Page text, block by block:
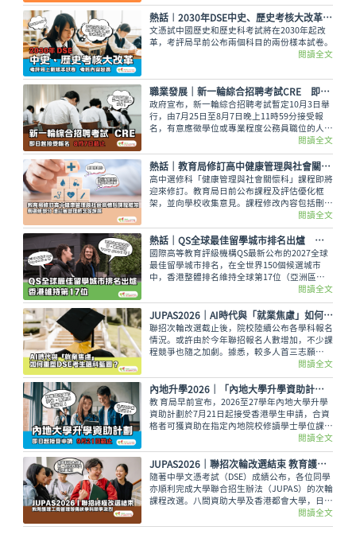
熱話︱2030年DSE中史、歷史考核大改革 考評局上載樣本試卷
文憑試中國歷史和歷史科考試將在2030年起改
革，考評局早前公布兩個科目的兩份樣本試卷。
閱讀全文
職業發展｜新一輪綜合招聘考試CRE 即日起接受報名 8月7日截止
政府宣布，新一輪綜合招聘考試暫定10月3日舉
行，由7月25日至8月7日晚上11時59分接受報
名，有意應徵學位或專業程度公務員職位的人士
閱讀全文
熱話｜教育局修訂高中健康管理與社會關懷科課程框架 刪選修單元 增災害管理概念等課題
高中選修科「健康管理與社會關懷科」課程即將
迎來修訂。教育局日前公布課程及評估優化框
架，並向學校收集意見。課程修改內容包括刪除
選修單元，刪減基因改造食物等議題，以及增加
災害管理概念等課題，修訂課程預計最快可於
2028/29 學年起在中四級逐級推行。
閱讀全文
熱話｜QS全球最佳留學城市排名出爐 香港維持第17位
國際高等教育評級機構QS最新公布的2027全球
最佳留學城市排名，在全世界150個候選城市
中，香港整體排名維持全球第17位（亞洲區第
閱讀全文
JUPAS2026｜AI時代與「就業焦慮」如何重塑DSE考生的選科藍圖？
聯招次輪改選截止後，院校陸續公布各學科報名
情況。或許由於今年聯招報名人數增加，不少課
程競爭也隨之加劇。據悉，較多人首三志願
（Band A）申請的課程，為護理、教育、理工
閱讀全文
內地升學2026｜「內地大學升學資助計劃」接受申請 9月21日截止
教 育局早前宣布，2026至27學年內地大學升學
資助計劃於7月21日起接受香港學生申請，合資
格者可獲資助在指定內地院校修讀學士學位課
閱讀全文
JUPAS2026｜聯招次輪改選結束 教育護理工商管理等傳統學科競爭激烈
隨著中學文憑考試（DSE）成績公布，各位同學
亦順利完成大學聯合招生辦法（JUPAS）的次輪
課程改選。八間資助大學及香港都會大學，日前
公布JUPAS改選後相關數據，包括最多人報名及
競爭最激烈的學科，當中教育、護理、工商管理
閱讀全文